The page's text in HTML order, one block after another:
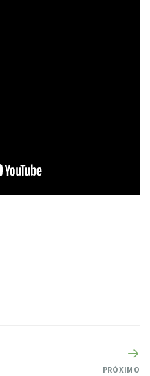
PRÓXIMO